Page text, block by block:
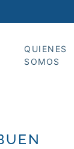
QUIENES
SOMOS